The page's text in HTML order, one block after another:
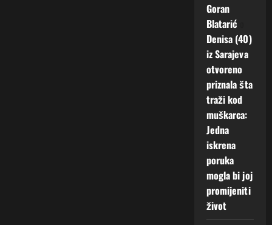
Goran
Blatarić
Denisa (40)
iz Sarajeva
otvoreno
priznala šta
traži kod
muškarca:
Jedna
iskrena
poruka
mogla bi joj
promijeniti
život